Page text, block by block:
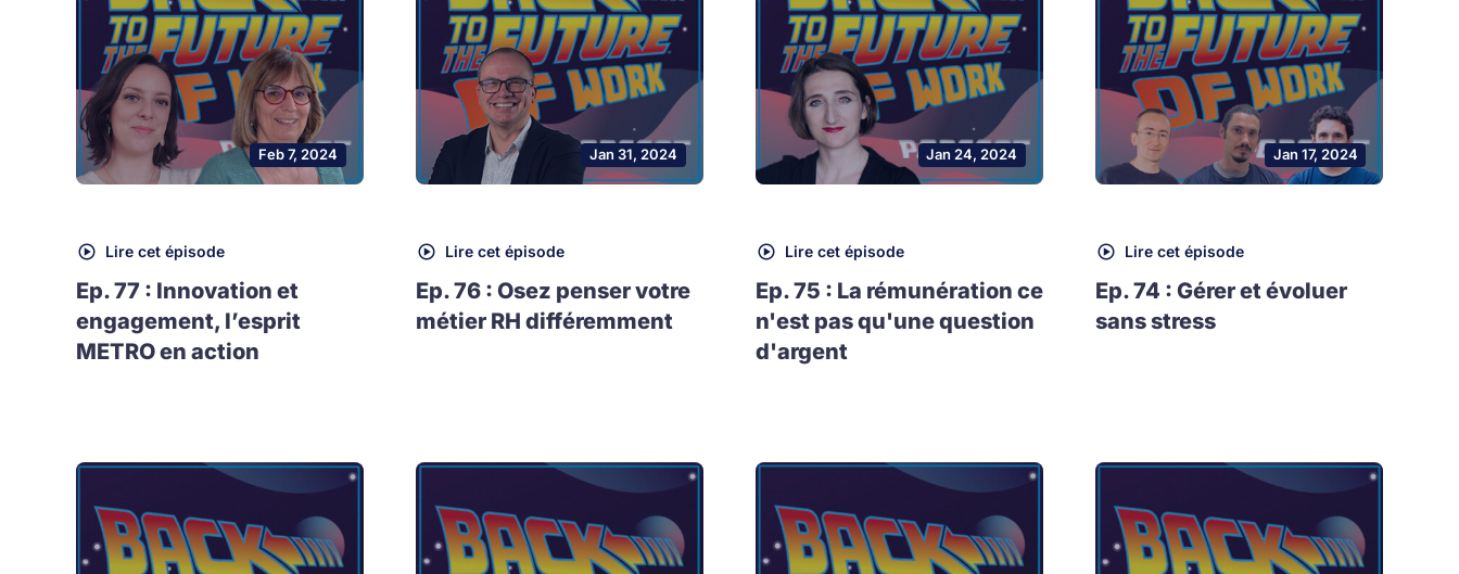
Feb 7, 2024
Lire cet épisode
Ep. 77 : Innovation et
engagement, l’esprit
METRO en action
Jan 31, 2024
Lire cet épisode
Ep. 76 : Osez penser votre
métier RH différemment
Jan 24, 2024
Lire cet épisode
Ep. 75 : La rémunération ce
n'est pas qu'une question
d'argent
Jan 17, 2024
Lire cet épisode
Ep. 74 : Gérer et évoluer
sans stress